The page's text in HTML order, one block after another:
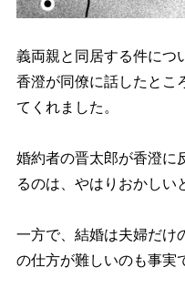
義両親と同居する件につ
香澄が同僚に話したとこ
てくれました。
婚約者の晋太郎が香澄に
るのは、やはりおかしい
一方で、結婚は夫婦だけ
の仕方が難しいのも事実